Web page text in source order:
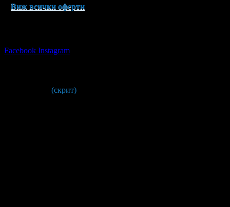
Виж всички оферти
Facebook Instagram
(скрит)